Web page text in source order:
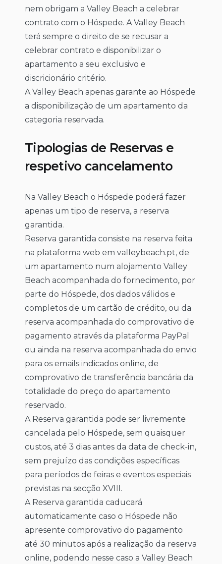
nem obrigam a Valley Beach a celebrar
contrato com o Hóspede. A Valley Beach
terá sempre o direito de se recusar a
celebrar contrato e disponibilizar o
apartamento a seu exclusivo e
discricionário critério.
A Valley Beach apenas garante ao Hóspede
a disponibilização de um apartamento da
categoria reservada.
Tipologias de Reservas e
respetivo cancelamento
Na Valley Beach o Hóspede poderá fazer
apenas um tipo de reserva, a reserva
garantida.
Reserva garantida consiste na reserva feita
na plataforma web em valleybeach.pt, de
um apartamento num alojamento Valley
Beach acompanhada do fornecimento, por
parte do Hóspede, dos dados válidos e
completos de um cartão de crédito, ou da
reserva acompanhada do comprovativo de
pagamento através da plataforma PayPal
ou ainda na reserva acompanhada do envio
para os emails indicados online, de
comprovativo de transferência bancária da
totalidade do preço do apartamento
reservado.
A Reserva garantida pode ser livremente
cancelada pelo Hóspede, sem quaisquer
custos, até 3 dias antes da data de check-in,
sem prejuízo das condições específicas
para períodos de feiras e eventos especiais
previstas na secção XVIII.
A Reserva garantida caducará
automaticamente caso o Hóspede não
apresente comprovativo do pagamento
até 30 minutos após a realização da reserva
online, podendo nesse caso a Valley Beach